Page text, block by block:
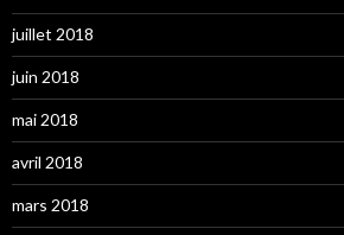
juillet 2018
juin 2018
mai 2018
avril 2018
mars 2018